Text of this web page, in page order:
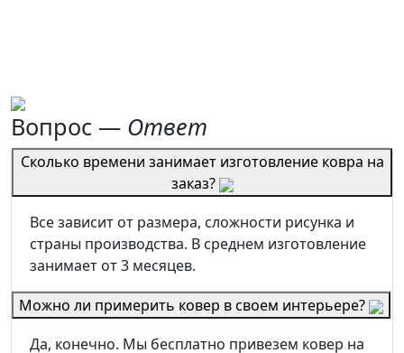
Вопрос — Ответ
Сколько времени занимает изготовление ковра на
заказ?
Все зависит от размера, сложности рисунка и
страны производства. В среднем изготовление
занимает от 3 месяцев.
Можно ли примерить ковер в своем интерьере?
Да, конечно. Мы бесплатно привезем ковер на